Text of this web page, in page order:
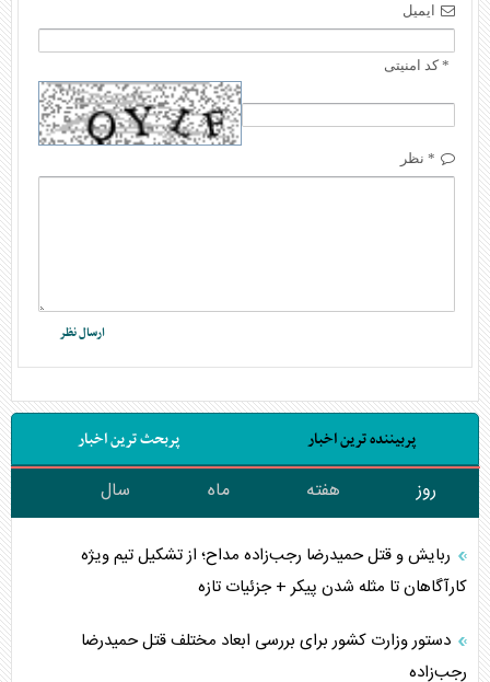
ایمیل
* کد امنیتی
* نظر
پربیننده ترین اخبار پربحث ترین اخبار
روز هفته ماه سال
ربایش و قتل حمیدرضا رجب‌زاده مداح؛ از تشکیل تیم ویژه
کارآگاهان تا مثله شدن پیکر + جزئیات تازه
دستور وزارت کشور برای بررسی ابعاد مختلف قتل حمیدرضا
رجب‌زاده